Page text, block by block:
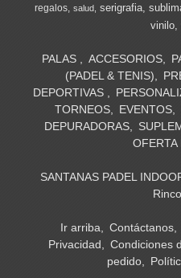
regalos
salud serigrafia
vinilo
PALAS ACCESORIOS
(PADEL & TENIS)
DEPORTIVAS
TORNEOS
EVENTOS
DEPURADORAS
OFERTA
SANTANAS PADEL
Ir arriba Contáctanos
Privacidad
Condiciones
pedido